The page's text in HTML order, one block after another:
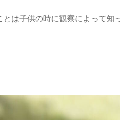
は子供の時に観察によって知